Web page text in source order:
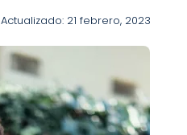
Actualizado: 21 febrero, 2023